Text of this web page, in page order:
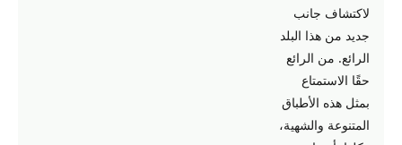
لاكتشاف جانب
جديد من هذا البلد
الرائع. من الرائع
حقًا الاستمتاع
بمثل هذه الأطباق
المتنوعة والشهية،